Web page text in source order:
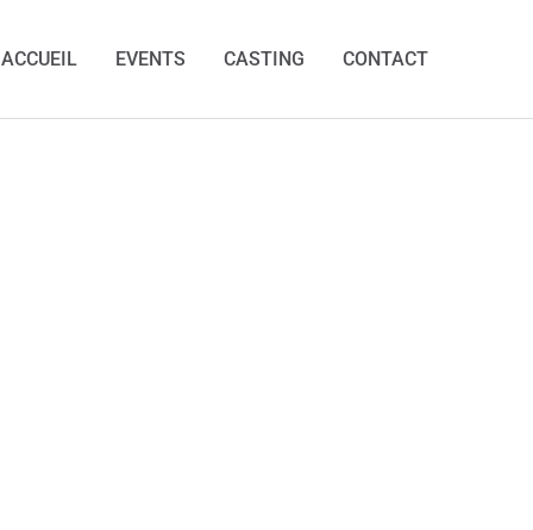
ACCUEIL EVENTS CASTING CONTACT